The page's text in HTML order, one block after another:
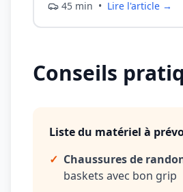
45 min • Lire l'article →
Conseils
Liste du matériel à
✓ Chaussures de
baskets avec bon grip